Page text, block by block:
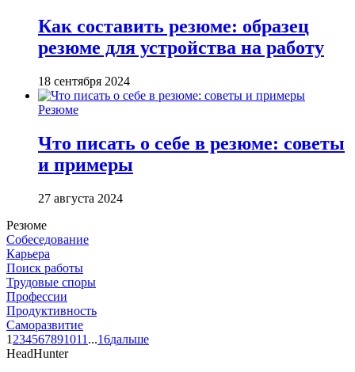
Как составить резюме: образец
резюме для устройства на работу
18 сентября 2024
Резюме
Что писать о себе в резюме: советы
и примеры
27 августа 2024
Резюме
Собеседование
Карьера
Поиск работы
Трудовые споры
Профессии
Продуктивность
Саморазвитие
1 234567891011 ...16дальше
HeadHunter